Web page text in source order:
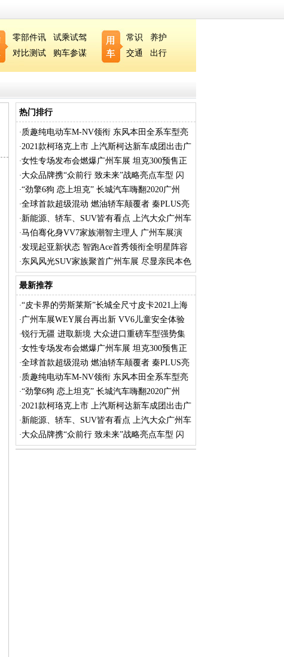
零部件讯
试乘试驾
对比测试
购车参谋
常识
养护
交通
出行
热门排行
·质趣纯电动车M-NV领衔 东风本田全系车型亮
相
·2021款柯珞克上市 上汽斯柯达新车成团出击广
·女性专场发布会燃爆广州车展 坦克300预售正
式
·大众品牌携“众前行 致未来”战略亮点车型 闪
·“劲擎6狗 恋上坦克” 长城汽车嗨翻2020广州
·全球首款超级混动 燃油轿车颠覆者 秦PLUS亮
相
·新能源、轿车、SUV皆有看点 上汽大众广州车
展
·马伯骞化身VV7家族潮智主理人 广州车展演
绎“
·发现起亚新状态 智跑Ace首秀领衔全明星阵容
闪
·东风风光SUV家族聚首广州车展 尽显亲民本色
最新推荐
·“皮卡界的劳斯莱斯”长城全尺寸皮卡2021上海
·广州车展WEY展台再出新 VV6儿童安全体验
营引
·锐行无疆 进取新境 大众进口重磅车型强势集
·女性专场发布会燃爆广州车展 坦克300预售正
式
·全球首款超级混动 燃油轿车颠覆者 秦PLUS亮
相
·质趣纯电动车M-NV领衔 东风本田全系车型亮
相
·“劲擎6狗 恋上坦克” 长城汽车嗨翻2020广州
·2021款柯珞克上市 上汽斯柯达新车成团出击广
·新能源、轿车、SUV皆有看点 上汽大众广州车
展
·大众品牌携“众前行 致未来”战略亮点车型 闪